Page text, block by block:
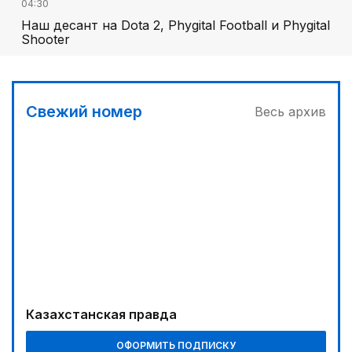
04:30
Наш десант на Dota 2, Phygital Football и Phygital
Shooter
Продолжаются инспекционные поездки
05:00
05:30
Свежий номер Весь архив
Казахстанская правда
ОФОРМИТЬ ПОДПИСКУ